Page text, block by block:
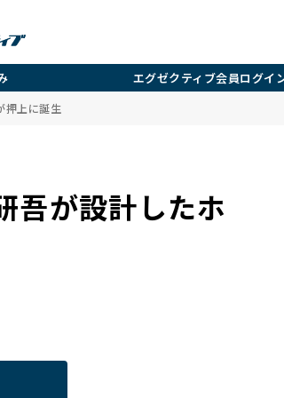
エグゼクティブ会員ログイ
押上に誕生
吾が設計したホ